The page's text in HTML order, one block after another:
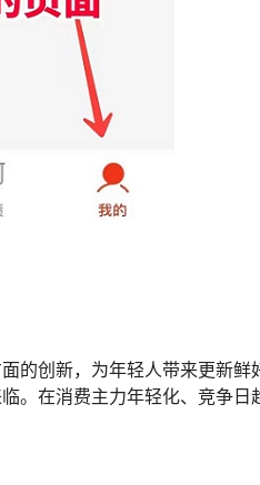
的创新，为年轻人带来更新鲜
。在消费主力年轻化、竞争日